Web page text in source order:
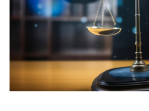
Nieuws
Opleiding
Kennis & Informatie